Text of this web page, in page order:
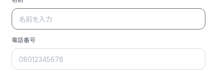
電話番号